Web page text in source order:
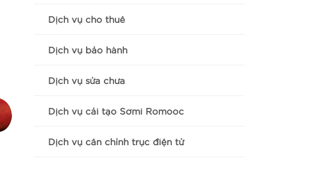
Dịch vụ cho thuê
Dịch vụ bảo hành
Dịch vụ sửa chữa
Dịch vụ cải tạo Sơmi Romooc
Dịch vụ cân chỉnh trục điện tử